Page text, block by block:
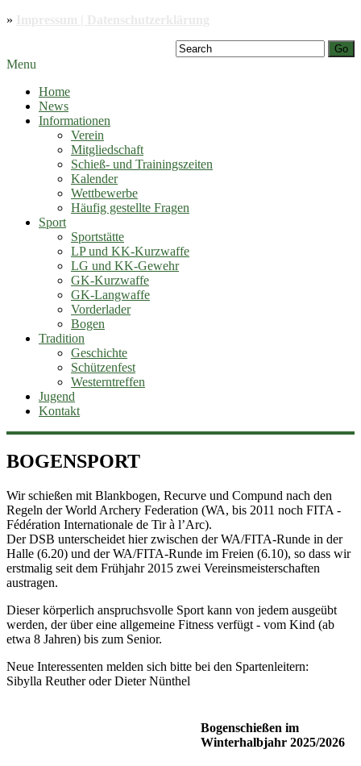
»
Go
Menu
Home
News
Informationen
Verein
Mitgliedschaft
Schieß- und Trainingszeiten
Kalender
Wettbewerbe
Häufig gestellte Fragen
Sport
Sportstätte
LP und KK-Kurzwaffe
LG und KK-Gewehr
GK-Kurzwaffe
GK-Langwaffe
Vorderlader
Bogen
Tradition
Geschichte
Schützenfest
Westerntreffen
Jugend
Kontakt
BOGENSPORT
Wir schießen mit Blankbogen, Recurve und Compund nach den
Regeln der World Archery Federation (WA, bis 2011 noch FITA -
Fédération Internationale de Tir à l’Arc).
Der DSB unterscheidet hier zwischen der WA/FITA-Runde in der
Halle (6.20) und der WA/FITA-Runde im Freien (6.10), so dass wir
erstmalig seit dem Frühjahr 2015 zwei Vereinsmeisterschaften
austragen.
Dieser körperlich anspruchsvolle Sport kann von jedem ausgeübt
werden, der über eine allgemeine Fitness verfügt - vom Kind (ab
etwa 8 Jahren) bis zum Senior.
Neue Interessenten melden sich bitte bei den Spartenleitern:
Sibylla Reuther oder Dieter Nünthel
Bogenschießen im
Winterhalbjahr 2025/2026